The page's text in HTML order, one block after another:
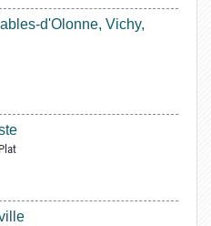
d'Olonne, Vichy,